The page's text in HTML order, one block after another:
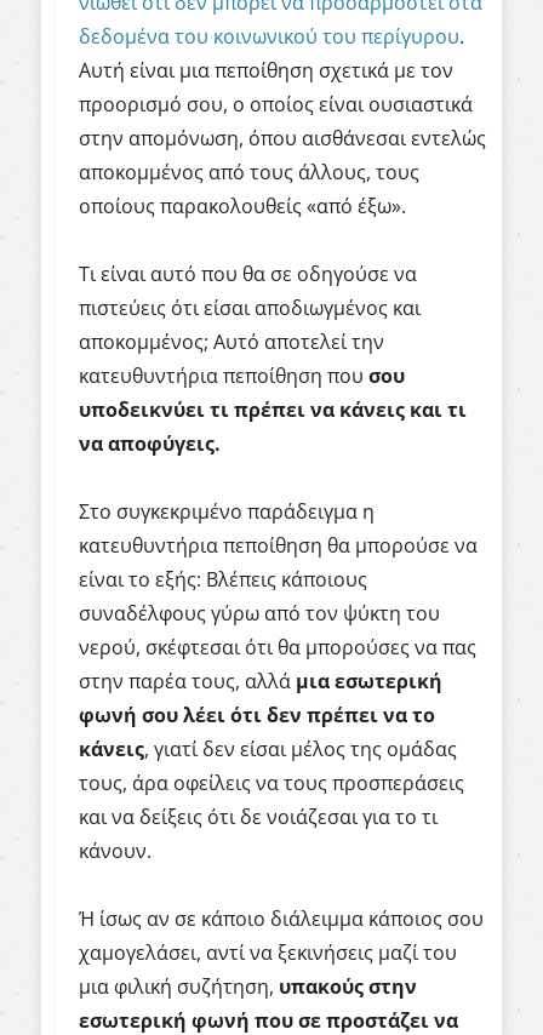
δεδομένα του κοινωνικού του περίγυρου.
Αυτή είναι μια πεποίθηση σχετικά με τον
προορισμό σου, ο οποίος είναι ουσιαστικά
στην απομόνωση, όπου αισθάνεσαι εντελώς
αποκομμένος από τους άλλους, τους
οποίους παρακολουθείς «από έξω».
Τι είναι αυτό που θα σε οδηγούσε να
πιστεύεις ότι είσαι αποδιωγμένος και
αποκομμένος; Αυτό αποτελεί την
κατευθυντήρια πεποίθηση που σου
υποδεικνύει τι πρέπει να κάνεις και τι
να αποφύγεις.
Στο συγκεκριμένο παράδειγμα η
κατευθυντήρια πεποίθηση θα μπορούσε να
είναι το εξής: Βλέπεις κάποιους
συναδέλφους γύρω από τον ψύκτη του
νερού, σκέφτεσαι ότι θα μπορούσες να πας
στην παρέα τους, αλλά μια εσωτερική
φωνή σου λέει ότι δεν πρέπει να το
κάνεις, γιατί δεν είσαι μέλος της ομάδας
τους, άρα οφείλεις να τους προσπεράσεις
και να δείξεις ότι δε νοιάζεσαι για το τι
κάνουν.
Ή ίσως αν σε κάποιο διάλειμμα κάποιος σου
χαμογελάσει, αντί να ξεκινήσεις μαζί του
μια φιλική συζήτηση, υπακούς στην
εσωτερική φωνή που σε προστάζει να